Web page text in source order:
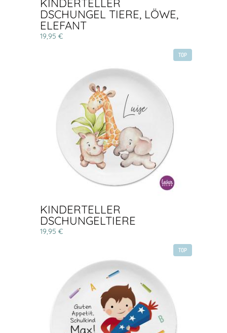
KINDERTELLER
DSCHUNGEL TIERE, LÖWE,
ELEFANT
19,95 €
TOP
KINDERTELLER
DSCHUNGELTIERE
19,95 €
TOP